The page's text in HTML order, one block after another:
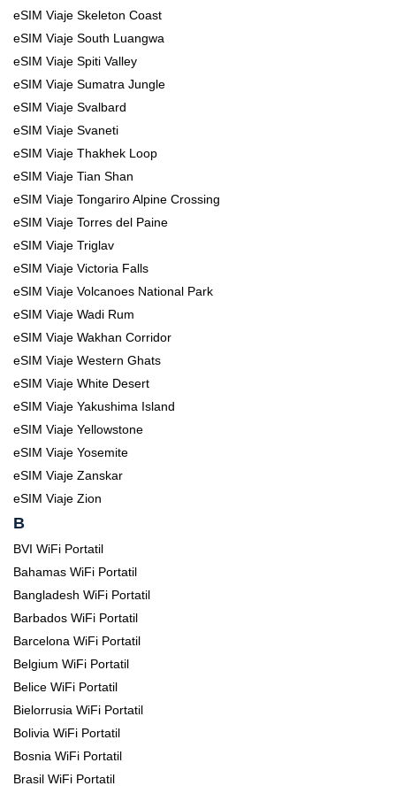
eSIM Viaje Skeleton Coast
eSIM Viaje South Luangwa
eSIM Viaje Spiti Valley
eSIM Viaje Sumatra Jungle
eSIM Viaje Svalbard
eSIM Viaje Svaneti
eSIM Viaje Thakhek Loop
eSIM Viaje Tian Shan
eSIM Viaje Tongariro Alpine Crossing
eSIM Viaje Torres del Paine
eSIM Viaje Triglav
eSIM Viaje Victoria Falls
eSIM Viaje Volcanoes National Park
eSIM Viaje Wadi Rum
eSIM Viaje Wakhan Corridor
eSIM Viaje Western Ghats
eSIM Viaje White Desert
eSIM Viaje Yakushima Island
eSIM Viaje Yellowstone
eSIM Viaje Yosemite
eSIM Viaje Zanskar
eSIM Viaje Zion
B
BVI WiFi Portatil
Bahamas WiFi Portatil
Bangladesh WiFi Portatil
Barbados WiFi Portatil
Barcelona WiFi Portatil
Belgium WiFi Portatil
Belice WiFi Portatil
Bielorrusia WiFi Portatil
Bolivia WiFi Portatil
Bosnia WiFi Portatil
Brasil WiFi Portatil